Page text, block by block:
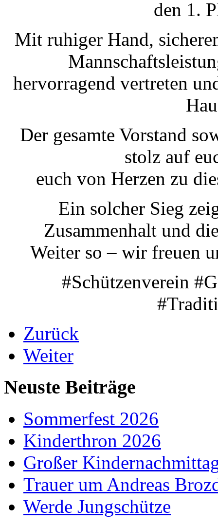
den 1.
Mit ruhiger Hand,
hervorragend vertreten
Der gesamte Vorstand
stolz auf
euch von Herzen zu
Ein solcher Sieg
Zusammenhalt und
Weiter so – wir freuen
#Schützenverein
Zurück
Weiter
Neuste Beiträge
Sommerfest 2026
Kinderthron 2026
Großer
Trauer um Andreas
Werde Jungschütze